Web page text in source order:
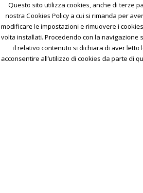
Questo sito utilizza cookies, anche di terze
nostra Cookies Policy a cui si rimanda per
modificare le impostazioni e rimuovere i
volta installati. Procedendo con la navigazione
il relativo contenuto si dichiara di aver letto
acconsentire all’utilizzo di cookies da parte di